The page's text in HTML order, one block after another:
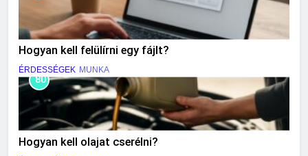
Hogyan kell felülírni egy fájlt?
ÉRDESSÉGEK MUNKA
80
Hogyan kell olajat cserélni?